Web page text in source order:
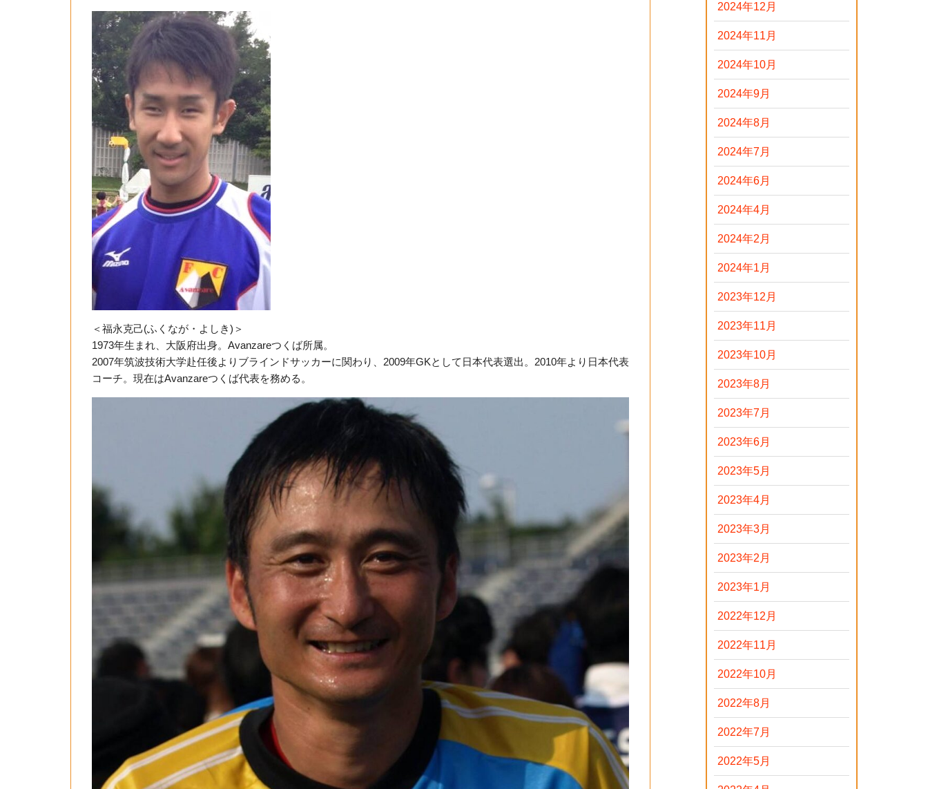
＜福永克己(ふくなが・よしき)＞
1973年生まれ、大阪府出身。Avanzareつくば所属。
2007年筑波技術大学赴任後よりブラインドサッカーに関わり、2009年GKとして日本代表選出。2010年より日本代表
コーチ。現在はAvanzareつくば代表を務める。
2024年12月
2024年11月
2024年10月
2024年9月
2024年8月
2024年7月
2024年6月
2024年4月
2024年2月
2024年1月
2023年12月
2023年11月
2023年10月
2023年8月
2023年7月
2023年6月
2023年5月
2023年4月
2023年3月
2023年2月
2023年1月
2022年12月
2022年11月
2022年10月
2022年8月
2022年7月
2022年5月